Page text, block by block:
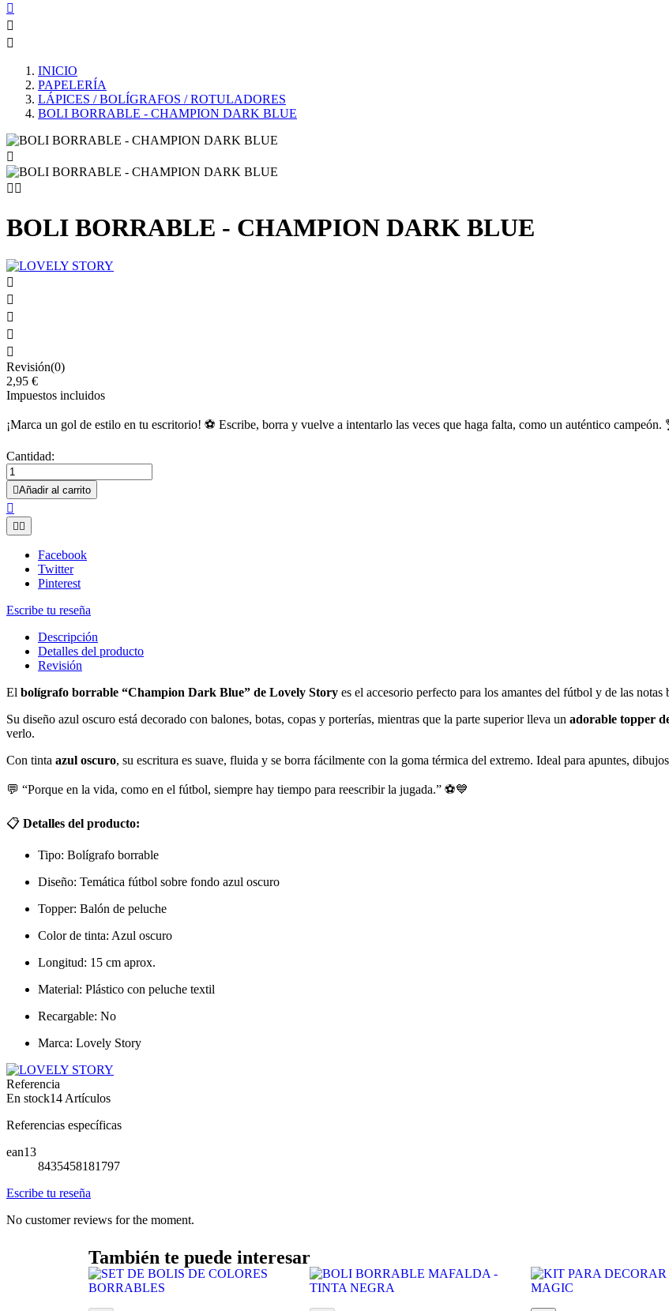



INICIO
PAPELERÍA
LÁPICES / BOLÍGRAFOS / ROTULADORES
BOLI BORRABLE - CHAMPION DARK BLUE

 
BOLI BORRABLE - CHAMPION DARK BLUE





Revisión(0)
2,95 €
Impuestos incluidos
¡Marca un gol de estilo en tu escritorio! ⚽ Escribe, borra y vuelve a intentarlo las veces que haga falta, como un auténtico campeón.
Cantidad:
Añadir al carrito

 
Facebook
Twitter
Pinterest
Escribe tu reseña
Descripción
Detalles del producto
Revisión
El bolígrafo borrable “Champion Dark Blue” de Lovely Story es el accesorio perfecto para los amantes del fútbol y de las notas
Su diseño azul oscuro está decorado con balones, botas, copas y porterías, mientras que la parte superior lleva un adorable topper
verlo.
Con tinta azul oscuro, su escritura es suave, fluida y se borra fácilmente con la goma térmica del extremo. Ideal para apuntes,
💬 “Porque en la vida, como en el fútbol, siempre hay tiempo para reescribir la jugada.” ⚽💙
📋 Detalles del producto:
Tipo: Bolígrafo borrable
Diseño: Temática fútbol sobre fondo azul oscuro
Topper: Balón de peluche
Color de tinta: Azul oscuro
Longitud: 15 cm aprox.
Material: Plástico con peluche textil
Recargable: No
Marca: Lovely Story
Referencia
En stock14 Artículos
Referencias específicas
ean13
8435458181797
Escribe tu reseña
No customer reviews for the moment.
También te puede interesar